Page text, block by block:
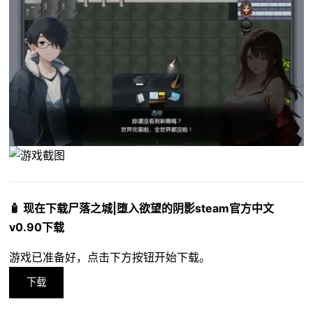
🧴 现在下载尸落之城|堕入欲望的阴影steam官方中文
v0.90下载
游戏已准备好，点击下方按钮开始下载。
下载